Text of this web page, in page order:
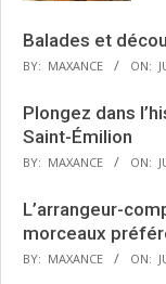
Balades et
BY: MAXANCE ON:
Plongez dans
Saint-Émilion
BY: MAXANCE ON:
L’arrangeur-
morceaux
BY: MAXANCE ON: